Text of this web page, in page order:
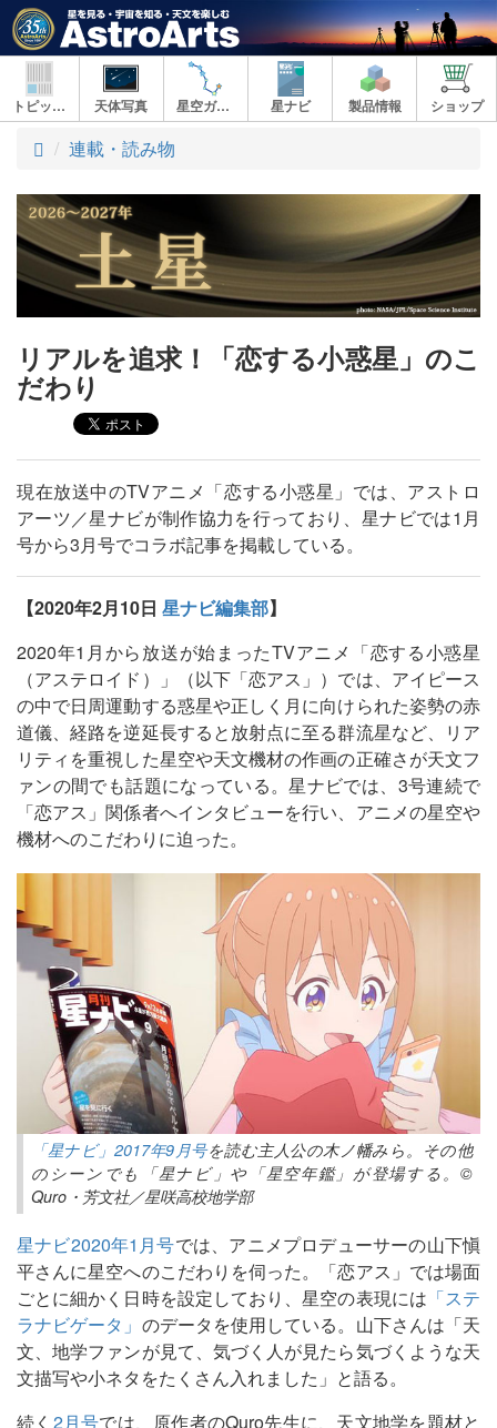
トピックス 天体写真 星空ガイド 星ナビ 製品情報 ショップ
ト
プ
連載・読み物
リアルを追求！「恋する小惑星」のこ
だわり
現在放送中のTVアニメ「恋する小惑星」では、アストロ
アーツ／星ナビが制作協力を行っており、星ナビでは1月
号から3月号でコラボ記事を掲載している。
【2020年2月10日 星ナビ編集部】
2020年1月から放送が始まったTVアニメ「恋する小惑星
（アステロイド）」（以下「恋アス」）では、アイピース
の中で日周運動する惑星や正しく月に向けられた姿勢の赤
道儀、経路を逆延長すると放射点に至る群流星など、リア
リティを重視した星空や天文機材の作画の正確さが天文フ
ァンの間でも話題になっている。星ナビでは、3号連続で
「恋アス」関係者へインタビューを行い、アニメの星空や
機材へのこだわりに迫った。
「星ナビ」2017年9月号を読む主人公の木ノ幡みら。その他
のシーンでも「星ナビ」や「星空年鑑」が登場する。©
Quro・芳文社／星咲高校地学部
星ナビ2020年1月号では、アニメプロデューサーの山下愼
平さんに星空へのこだわりを伺った。「恋アス」では場面
ごとに細かく日時を設定しており、星空の表現には 「ステ
ラナビゲータ」 のデータを使用している。山下さんは「天
文、地学ファンが見て、気づく人が見たら気づくような天
文描写や小ネタをたくさん入れました」と語る。
続く 2月号では、原作者のQuro先生に、天文地学を題材と